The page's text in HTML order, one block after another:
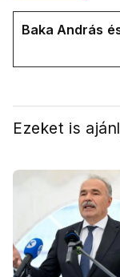
Baka András
Ezeket is